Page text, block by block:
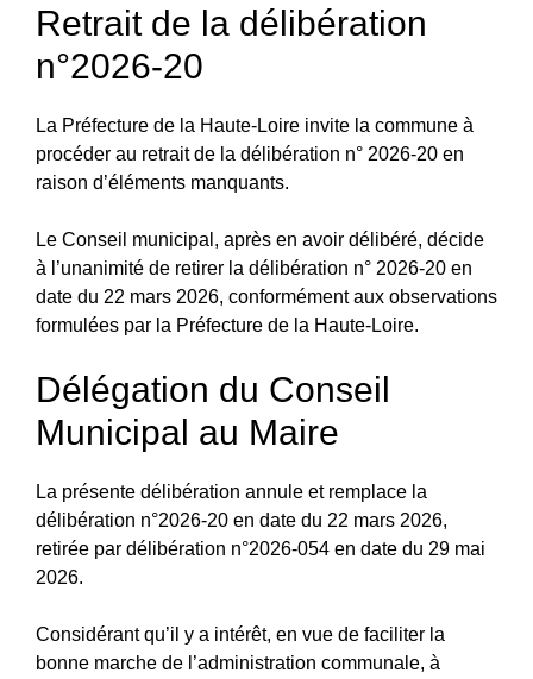
Retrait de la délibération
n°2026-20
La Préfecture de la Haute‑Loire invite la commune à
procéder au retrait de la délibération n° 2026‑20 en
raison d’éléments manquants.
Le Conseil municipal, après en avoir délibéré, décide
à l’unanimité de retirer la délibération n° 2026‑20 en
date du 22 mars 2026, conformément aux observations
formulées par la Préfecture de la Haute‑Loire.
Délégation du Conseil
Municipal au Maire
La présente délibération annule et remplace la
délibération n°2026-20 en date du 22 mars 2026,
retirée par délibération n°2026-054 en date du 29 mai
2026.
Considérant qu’il y a intérêt, en vue de faciliter la
bonne marche de l’administration communale, à